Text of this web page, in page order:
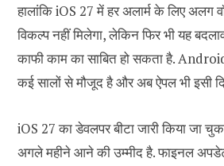
हालांकि iOS 27 में हर अलार्म के लिए अलग
विकल्प नहीं मिलेगा, लेकिन फिर भी यह
काफी काम का साबित हो सकता है.
कई सालों से मौजूद है और अब ऐपल भी इसी
iOS 27 का डेवलपर बीटा जारी किया जा
अगले महीने आने की उम्मीद है. फाइनल